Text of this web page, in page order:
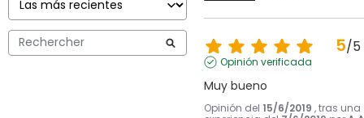
5/5
Opinión verificada
Muy bueno
Opinión del 15/6/2019 , tras una